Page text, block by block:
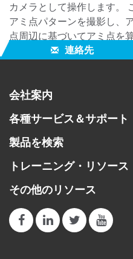
カメラとして操作します。
アミ点パターンを撮影し、
点周辺に基づいてアミ点を
連絡先
会社案内
各種サービス＆サポート
製品を検索
トレーニング・リソース
その他のリソース